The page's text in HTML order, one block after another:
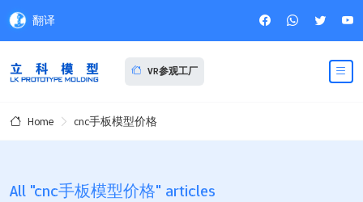
翻译
VR参观工厂
Home cnc手板模型价格
All "cnc手板模型价格" articles